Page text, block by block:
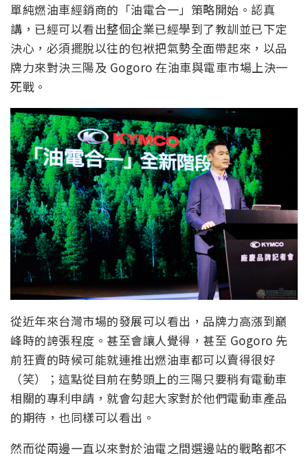
單純燃油車經銷商的「油電合一」策略開始。認真
講，已經可以看出整個企業已經學到了教訓並已下定
決心，必須擺脫以往的包袱把氣勢全面帶起來，以品
牌力來對決三陽及 Gogoro 在油車與電車市場上決一
死戰。
從近年來台灣市場的發展可以看出，品牌力高漲到巔
峰時的誇張程度。甚至會讓人覺得，甚至 Gogoro 先
前狂賣的時候可能就連推出燃油車都可以賣得很好
（笑）；這點從目前在勢頭上的三陽只要稍有電動車
相關的專利申請，就會勾起大家對於他們電動車產品
的期待，也同樣可以看出。
然而從兩邊一直以來對於油電之間選邊站的戰略都不